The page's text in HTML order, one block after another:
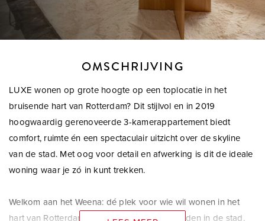
OMSCHRIJVING
LUXE wonen op grote hoogte op een toplocatie in het
bruisende hart van Rotterdam? Dit stijlvol en in 2019
hoogwaardig gerenoveerde 3-kamerappartement biedt
comfort, ruimte én een spectaculair uitzicht over de skyline
van de stad. Met oog voor detail en afwerking is dit de ideale
woning waar je zó in kunt trekken.
Welkom aan het Weena: dé plek voor wie wil wonen in het
hart van Rotterdam. Je woont niet alleen midden in de stad,